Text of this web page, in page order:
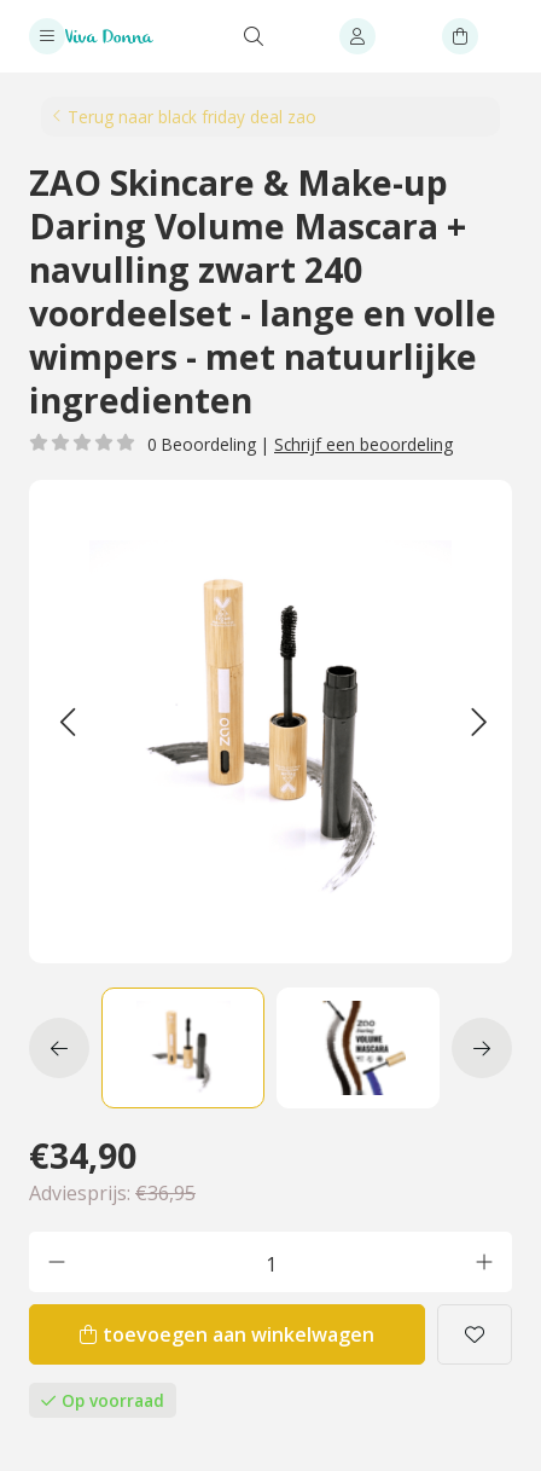
Terug naar black friday deal zao
ZAO Skincare & Make-up
Daring Volume Mascara +
navulling zwart 240
voordeelset - lange en volle
wimpers - met natuurlijke
ingredienten
0 Beoordeling | Schrijf een beoordeling
€34,90
Adviesprijs: €36,95
toevoegen aan winkelwagen
Op voorraad